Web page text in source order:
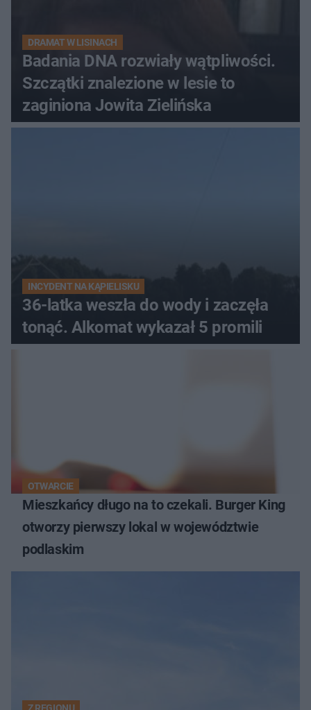
DRAMAT W LISINACH
Badania DNA rozwiały wątpliwości.
Szczątki znalezione w lesie to
zaginiona Jowita Zielińska
INCYDENT NA KĄPIELISKU
36-latka weszła do wody i zaczęła
tonąć. Alkomat wykazał 5 promili
OTWARCIE
Mieszkańcy długo na to czekali. Burger King
otworzy pierwszy lokal w województwie
podlaskim
Z REGIONU